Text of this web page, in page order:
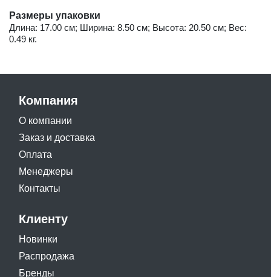
Размеры упаковки
Длина: 17.00 см; Ширина: 8.50 см; Высота: 20.50 см; Вес:
0.49 кг.
Компания
О компании
Заказ и доставка
Оплата
Менеджеры
Контакты
Клиенту
Новинки
Распродажа
Бренды